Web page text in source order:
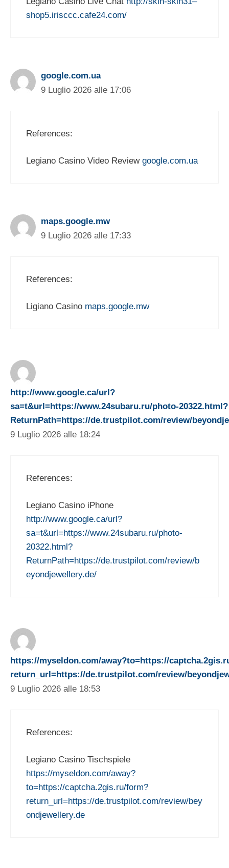
shop5.irisccc.cafe24.com/
google.com.ua
9 Luglio 2026 alle 17:06
References:
Legiano Casino Video Review google.com.ua
maps.google.mw
9 Luglio 2026 alle 17:33
References:
Ligiano Casino maps.google.mw
http://www.google.ca/url?
sa=t&url=https://www.24subaru.ru/photo-20322.html?
ReturnPath=https://de.trustpilot.com/review/
9 Luglio 2026 alle 18:24
References:
Legiano Casino iPhone
http://www.google.ca/url?
sa=t&url=https://www.24subaru.ru/photo-
20322.html?
ReturnPath=https://de.trustpilot.com/review/b
eyondjewellery.de/
https://myseldon.com/away?to=https://
return_url=https://de.trustpilot.com/review/
9 Luglio 2026 alle 18:53
References:
Legiano Casino Tischspiele
https://myseldon.com/away?
to=https://captcha.2gis.ru/form?
return_url=https://de.trustpilot.com/review/bey
ondjewellery.de